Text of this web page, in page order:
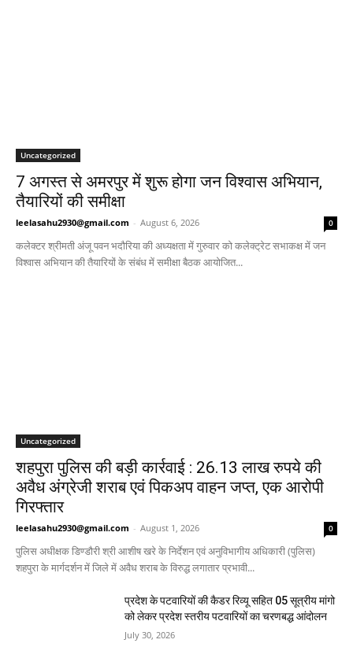
Uncategorized
7 अगस्त से अमरपुर में शुरू होगा जन विश्वास अभियान,
तैयारियों की समीक्षा
leelasahu2930@gmail.com - August 6, 2026 0
कलेक्टर श्रीमती अंजू पवन भदौरिया की अध्यक्षता में गुरुवार को कलेक्ट्रेट सभाकक्ष में जन
विश्वास अभियान की तैयारियों के संबंध में समीक्षा बैठक आयोजित...
Uncategorized
शहपुरा पुलिस की बड़ी कार्रवाई : 26.13 लाख रुपये की
अवैध अंग्रेजी शराब एवं पिकअप वाहन जप्त, एक आरोपी
गिरफ्तार
leelasahu2930@gmail.com - August 1, 2026 0
पुलिस अधीक्षक डिण्डौरी श्री आशीष खरे के निर्देशन एवं अनुविभागीय अधिकारी (पुलिस)
शहपुरा के मार्गदर्शन में जिले में अवैध शराब के विरुद्ध लगातार प्रभावी...
प्रदेश के पटवारियों की कैडर रिव्यू सहित 05 सूत्रीय मांगो
को लेकर प्रदेश स्तरीय पटवारियों का चरणबद्ध आंदोलन
July 30, 2026